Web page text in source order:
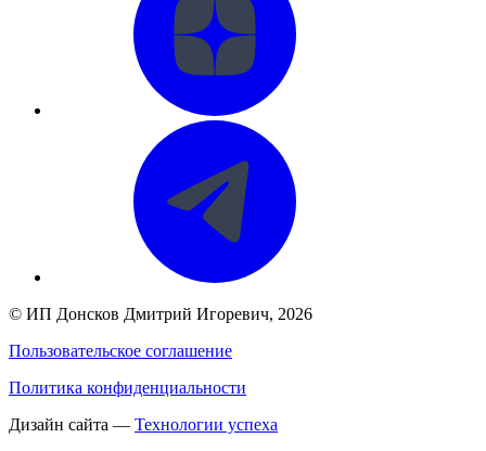
© ИП Донсков Дмитрий Игоревич, 2026
Пользовательское соглашение
Политика конфиденциальности
Дизайн сайта — Технологии успеха